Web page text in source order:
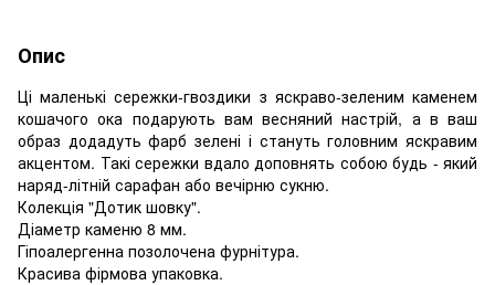
Опис
Ці маленькі сережки-гвоздики з яскраво-зеленим каменем
кошачого ока подарують вам весняний настрій, а в ваш
образ додадуть фарб зелені і стануть головним яскравим
акцентом. Такі сережки вдало доповнять собою будь - який
наряд-літній сарафан або вечірню сукню.
Колекція "Дотик шовку".
Діаметр каменю 8 мм.
Гіпоалергенна позолочена фурнітура.
Красива фірмова упаковка.